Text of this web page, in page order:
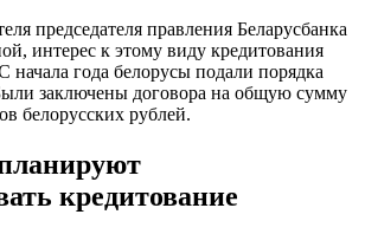
председателя правления Беларусбанка
интерес к этому виду кредитования
начала года белорусы подали порядка
заключены договора на общую сумму
белорусских рублей.
кредитование